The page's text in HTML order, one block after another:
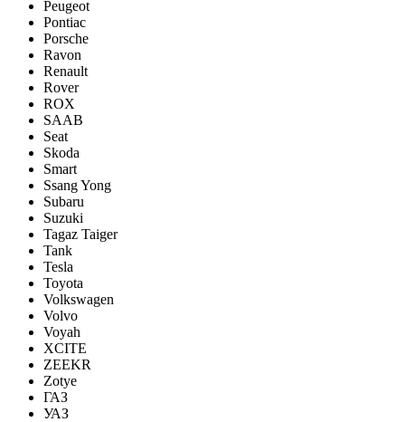
Peugeot
Pontiac
Porsсhe
Ravon
Renault
Rover
ROX
SAAB
Seat
Skoda
Smart
Ssang Yong
Subaru
Suzuki
Tagaz Taiger
Tank
Tesla
Toyota
Volkswagen
Volvo
Voyah
XCITE
ZEEKR
Zotye
ГАЗ
УАЗ